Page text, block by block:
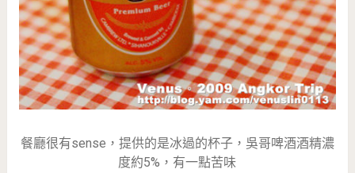
餐廳很有sense，提供的是冰過的杯子，吳哥啤酒酒精濃
度約5%，有一點苦味